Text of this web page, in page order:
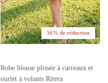
56% de réduction
Robe blouse plissée à carreaux et
ourlet à volants Ritera